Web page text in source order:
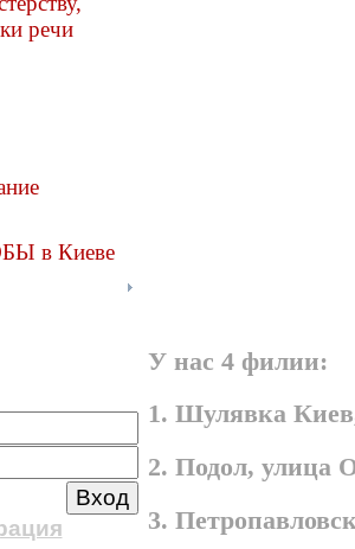
речи
в Киеве
У нас 4 филии:
1. Шулявка
2. Подол, улица
3.